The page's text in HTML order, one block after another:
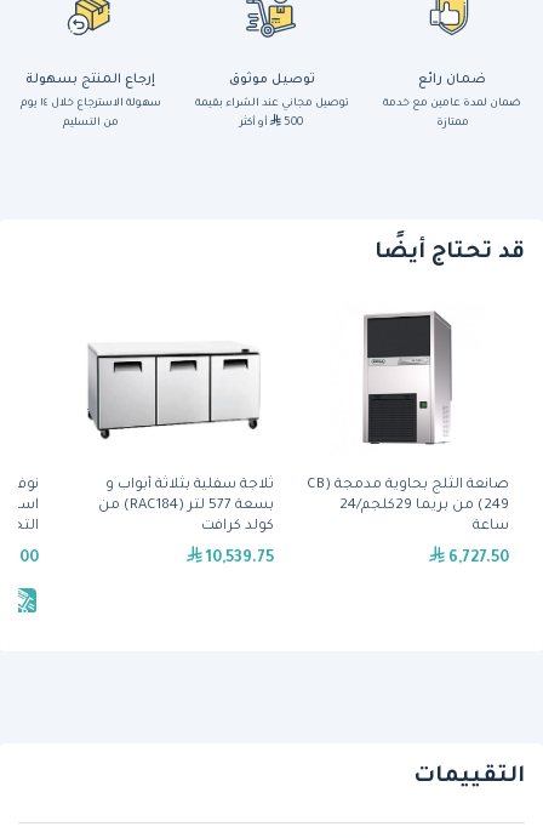
ضمان رائع
ضمان لمدة عامين مع خدمة
ممتازة
توصيل موثوق
توصيل مجاني عند الشراء بقيمة
500
أو أكثر
إرجاع المنتج بسهولة
سهولة الاسترجاع خلال ١٤ يوم
من التسليم
قد تحتاج أيضًا
صانعة الثلج بحاوية مدمجة (CB
249) من بريما 29كلجم/24
ساعة
6,727.50
ثلاجة سفلية بثلاثة أبواب و
بسعة 577 لتر (RAC184) من
كولد كرافت
10,539.75
نوفا
التقييمات